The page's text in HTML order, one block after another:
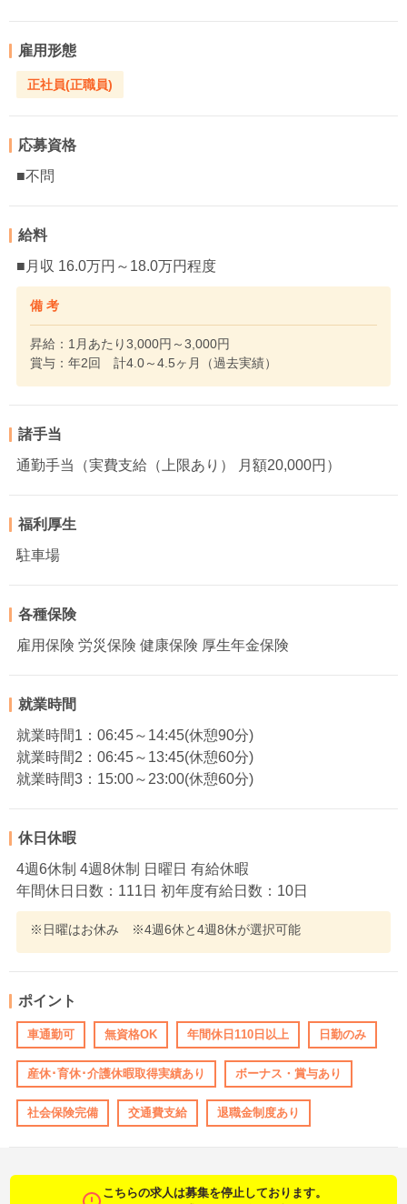
雇用形態
正社員(正職員)
応募資格
■不問
給料
■月収 16.0万円～18.0万円程度
備 考
昇給：1月あたり3,000円～3,000円
賞与：年2回 計4.0～4.5ヶ月（過去実績）
諸手当
通勤手当（実費支給（上限あり） 月額20,000円）
福利厚生
駐車場
各種保険
雇用保険 労災保険 健康保険 厚生年金保険
就業時間
就業時間1：06:45～14:45(休憩90分)
就業時間2：06:45～13:45(休憩60分)
就業時間3：15:00～23:00(休憩60分)
休日休暇
4週6休制 4週8休制 日曜日 有給休暇
年間休日日数：111日 初年度有給日数：10日
※日曜はお休み ※4週6休と4週8休が選択可能
ポイント
車通勤可 無資格OK 年間休日110日以上 日勤のみ
産休･育休･介護休暇取得実績あり ボーナス・賞与あり
社会保険完備 交通費支給 退職金制度あり
こちらの求人は募集を停止しております。